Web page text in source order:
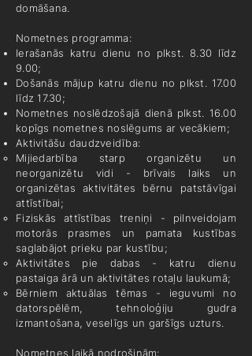
domāšana.
Nometnes programma:
Ierašanās katru dienu no plkst. 8.30 līdz
9.00;
Došanās mājup katru dienu no plkst. 17.00
līdz 17.30;
Nometnes noslēdzošajā dienā plkst. 16.00
kopīgs nometnes noslēgums ar vecākiem;
Aktivitāšu daudzveidība:
Mijiedarbība starp organizētu un
neorganizētu vidi - brīvais laiks un
organizētas aktivitātes bērnu patstāvīgai
attīstībai;
Fiziskās attīstības treniņi - pilnveidojam
motorās prasmes un pamata kustības
saglabājot prieku par kustību;
Aktivitātes pie dabas - katru dienu
pastaiga ārā un aktivitātes rotaļu laukumā;
Bērniem aktuālas tēmas - ieguvumi no
datorspēlēm, tehnoloģiju gudra
izmantošana, veselīgs un garšīgs uzturs.
Nometnes laikā nodrošinām: